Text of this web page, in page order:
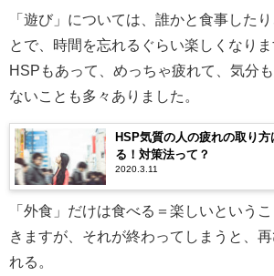
「遊び」については、誰かと食事した
とで、時間を忘れるぐらい楽しくなり
HSPもあって、めっちゃ疲れて、気分
ないことも多々ありました。
HSP気質の人の疲れの取り
る！対策法って？
2020.3.11
「外食」だけは食べる＝楽しいという
きますが、それが終わってしまうと、
れる。